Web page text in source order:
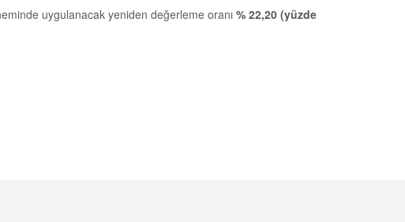
uygulanacak yeniden değerleme oranı % 22,20 (yüzde